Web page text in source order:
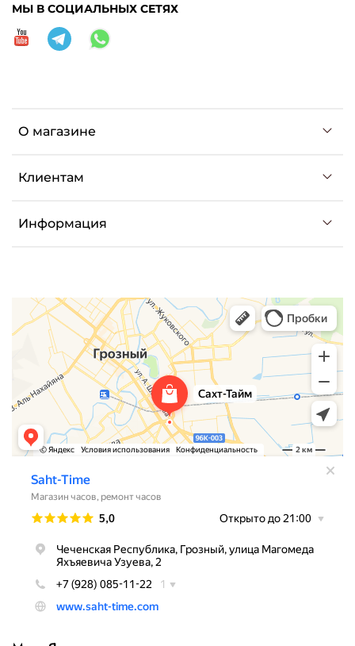
О магазине
Клиентам
Информация
МЫ В СОЦИАЛЬНЫХ СЕТЯХ